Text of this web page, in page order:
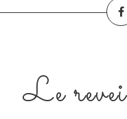
Le